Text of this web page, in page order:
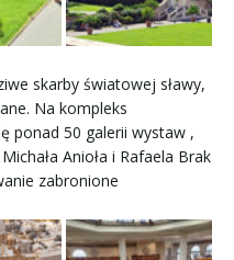
skarby światowej sławy,
Na kompleks
ponad 50 galerii wystaw ,
Anioła i Rafaela Brak
zabronione